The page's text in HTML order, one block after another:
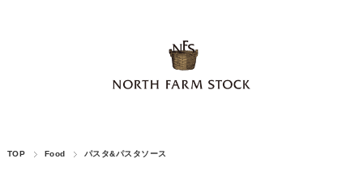
TOP Food パスタ&パスタソース